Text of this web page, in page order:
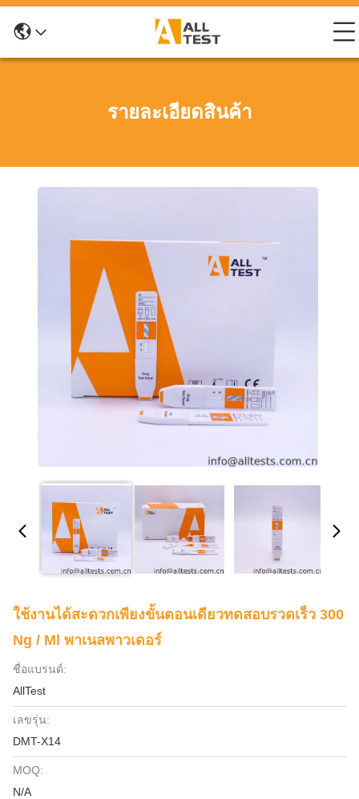
รายละเอียดสินค้า
ใช้งานได้สะดวกเพียงขั้นตอนเดียวทดสอบรวดเร็ว 300
Ng / Ml พาเนลพาวเดอร์
ชื่อแบรนด์:
AllTest
เลขรุ่น:
DMT-X14
MOQ:
N/A